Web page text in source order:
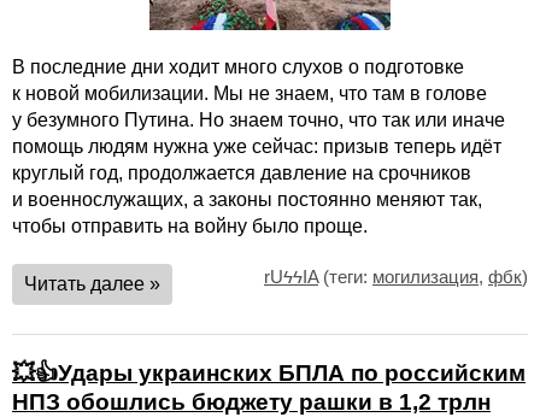
В последние дни ходит много слухов о подготовке
к новой мобилизации. Мы не знаем, что там в голове
у безумного Путина. Но знаем точно, что так или иначе
помощь людям нужна уже сейчас: призыв теперь идёт
круглый год, продолжается давление на срочников
и военнослужащих, а законы постоянно меняют так,
чтобы отправить на войну было проще.
Читать далее » rUϟϟIA(теги: могилизация, фбк)
💥👍Удары украинских БПЛА по российским
НПЗ обошлись бюджету рашки в 1,2 трлн